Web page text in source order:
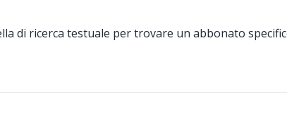
di ricerca testuale per trovare un abbonato